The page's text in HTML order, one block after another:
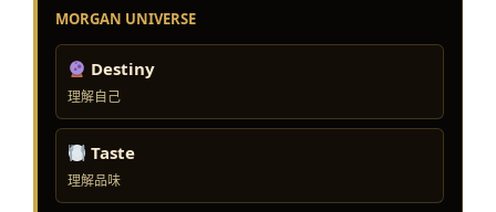
MORGAN UNIVERSE
Destiny
理解自己
Taste
理解品味